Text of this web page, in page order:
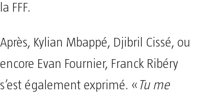
la FFF.
Après, Kylian Mbappé, Djibril Cissé, ou
encore Evan Fournier, Franck Ribéry
s’est également exprimé. « Tu me